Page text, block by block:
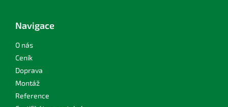
Navigace
O nás
Ceník
Doprava
Montáž
Reference